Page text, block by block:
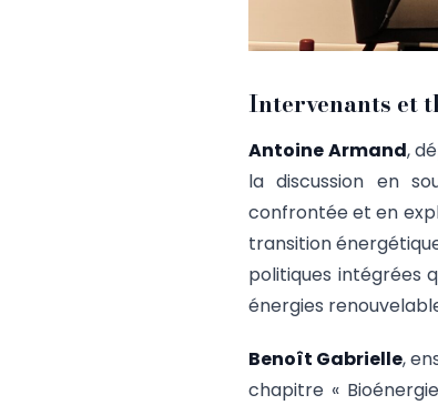
Intervenants et
Antoine Armand,
la discussion en
confrontée et en
transition
politiques intégrées
énergies
Benoît Gabrielle,
chapitre «